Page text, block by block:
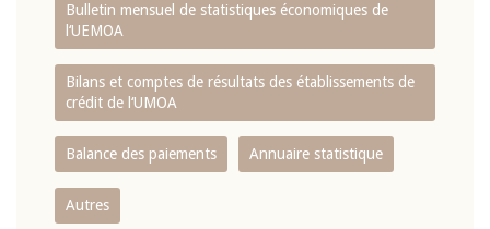
Bulletin mensuel de statistiques économiques de
l‘UEMOA
Bilans et comptes de résultats des établissements de
crédit de l‘UMOA
Balance des paiements Annuaire statistique
Autres